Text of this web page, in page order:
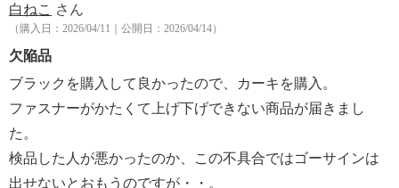
白ねこ さん
（購入日：2026/04/11｜公開日：2026/04/14）
欠陥品
ブラックを購入して良かったので、カーキを購入。
ファスナーがかたくて上げ下げできない商品が届きまし
た。
検品した人が悪かったのか、この不具合ではゴーサインは
出せないとおもうのですが・・。